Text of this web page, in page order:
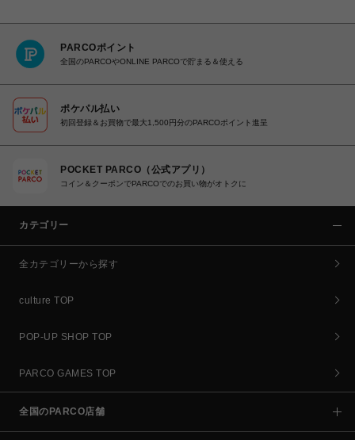
PARCOポイント
全国のPARCOやONLINE PARCOで貯まる＆使える
ポケパル払い
初回登録＆お買物で最大1,500円分のPARCOポイント進呈
POCKET PARCO（公式アプリ）
コイン＆クーポンでPARCOでのお買い物がオトクに
カテゴリー
全カテゴリーから探す
culture TOP
POP-UP SHOP TOP
PARCO GAMES TOP
全国のPARCO店舗